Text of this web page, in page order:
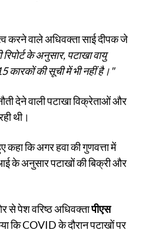
करने वाले अधिवक्ता साई दीपक जे
के अनुसार, पटाखा वायु
कारकों की सूची में भी नहीं है।"
देने वाली पटाखा विक्रेताओं और
थी।
कहा कि अगर हवा की गुणवत्ता में
के अनुसार पटाखों की बिक्री और
से पेश वरिष्ठ अधिवक्तापीएस
कि COVID के दौरान पटाखों पर